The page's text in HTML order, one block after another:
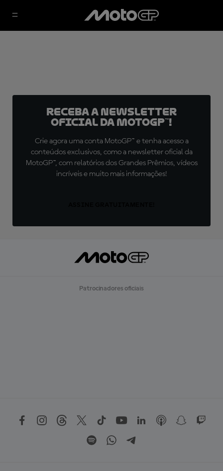
Receba a newsletter
oficial da MotoGP™!
Crie agora uma conta MotoGP™ e tenha acesso a
conteúdos exclusivos, como a newsletter oficial da
MotoGP™, com relatórios dos Grandes Prêmios, vídeos
incríveis e muito mais informações!
Patrocinadores oficiais